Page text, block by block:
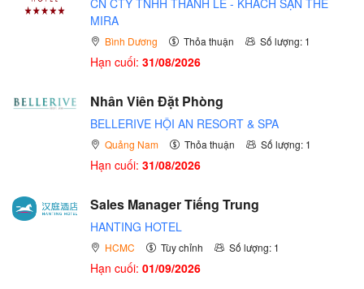
CN CTY TNHH THANH LỄ - KHÁCH SẠN THE
MIRA
Bình Dương Thỏa thuận Số lượng: 1
Hạn cuối: 31/08/2026
Nhân Viên Đặt Phòng
BELLERIVE HỘI AN RESORT & SPA
Quảng Nam Thỏa thuận Số lượng: 1
Hạn cuối: 31/08/2026
Sales Manager Tiếng Trung
HANTING HOTEL
HCMC Tùy chỉnh Số lượng: 1
Hạn cuối: 01/09/2026